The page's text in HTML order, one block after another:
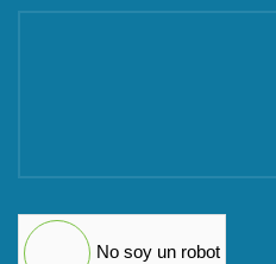
No soy un robot